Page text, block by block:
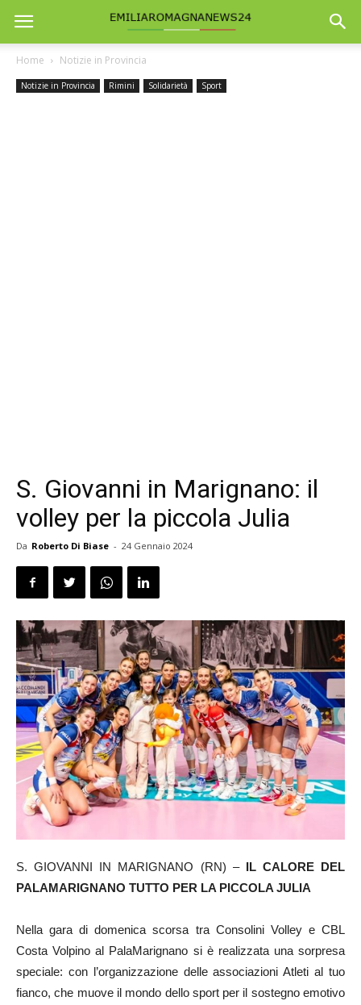
Home Notizie in Provincia
Notizie in Provincia Rimini Solidarietà Sport
S. Giovanni in Marignano: il
volley per la piccola Julia
Da Roberto Di Biase - 24 Gennaio 2024
S. GIOVANNI IN MARIGNANO (RN) – IL CALORE DEL
PALAMARIGNANO TUTTO PER LA PICCOLA JULIA
Nella gara di domenica scorsa tra Consolini Volley e CBL
Costa Volpino al PalaMarignano si è realizzata una sorpresa
speciale: con l’organizzazione delle associazioni Atleti al tuo
fianco, che muove il mondo dello sport per il sostegno emotivo